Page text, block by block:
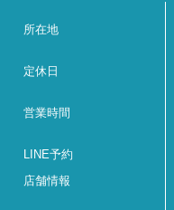
所在地
定休日
営業時間
LINE予約
店舗情報